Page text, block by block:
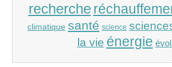
recherche
climatique santé science
la vie énergie